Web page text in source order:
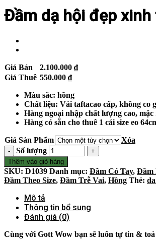
Đầm dạ hội đẹp
Giá Bán 2.100.000 ₫
Giá Thuê 550.000 ₫
Màu sắc: hồng
Chất liệu: Vải taftacao cấp, không co
Hàng ngoại nhập chất lượng cao,
Hàng có sẵn cho thuê 1 cái size eo
Giá Sản Phẩm
Xóa
Số lượng
Thêm vào giỏ hàng
SKU: D1039 Danh mục: Đầm Có Tay, Đầm
Đầm Theo Size, Đầm Trễ Vai, Hồng Thẻ:
Mô tả
Thông tin bổ sung
Đánh giá (0)
Cùng với Gott Wow bạn sẽ luôn tự tin &